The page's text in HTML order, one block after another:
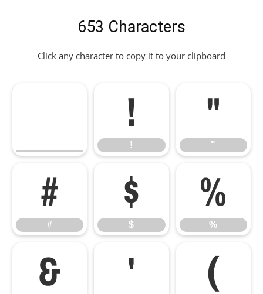
653 Characters
Click any character to copy it to your clipboard
!
!
"
"
#
#
$
$
%
%
& ' (